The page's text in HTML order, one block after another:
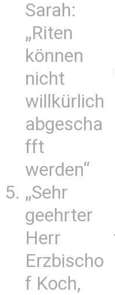
Sarah:
„Riten
können
nicht
willkürlich
abgescha
fft
werden“
„Sehr
geehrter
Herr
Erzbischo
f Koch,